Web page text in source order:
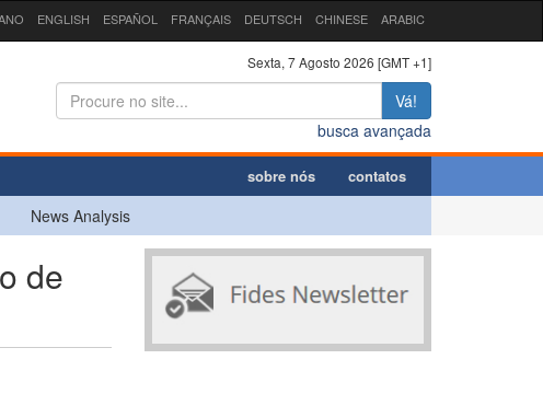
ENGLISH ESPAÑOL FRANÇAIS DEUTSCH CHINESE ARABIC
Sexta, 7 Agosto 2026 [GMT +1]
Vá!
busca avançada
sobre nós contatos
News Analysis
de